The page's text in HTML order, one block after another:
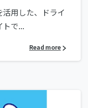
活用した、ドライ
で...
Read more